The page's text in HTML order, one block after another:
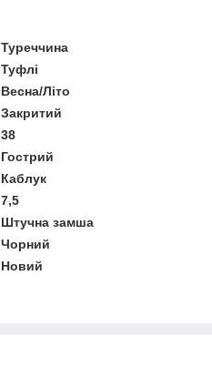
Туреччина
Туфлі
Весна/Літо
Закритий
38
Гострий
Каблук
7,5
Штучна замша
Чорний
Новий